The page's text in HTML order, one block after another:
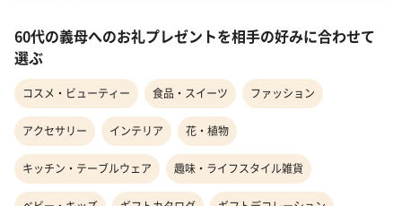
60代の義母へのお礼プレゼントを相手の好みに合わせて
選ぶ
コスメ・ビューティー 食品・スイーツ ファッション
アクセサリー インテリア 花・植物
キッチン・テーブルウェア 趣味・ライフスタイル雑貨